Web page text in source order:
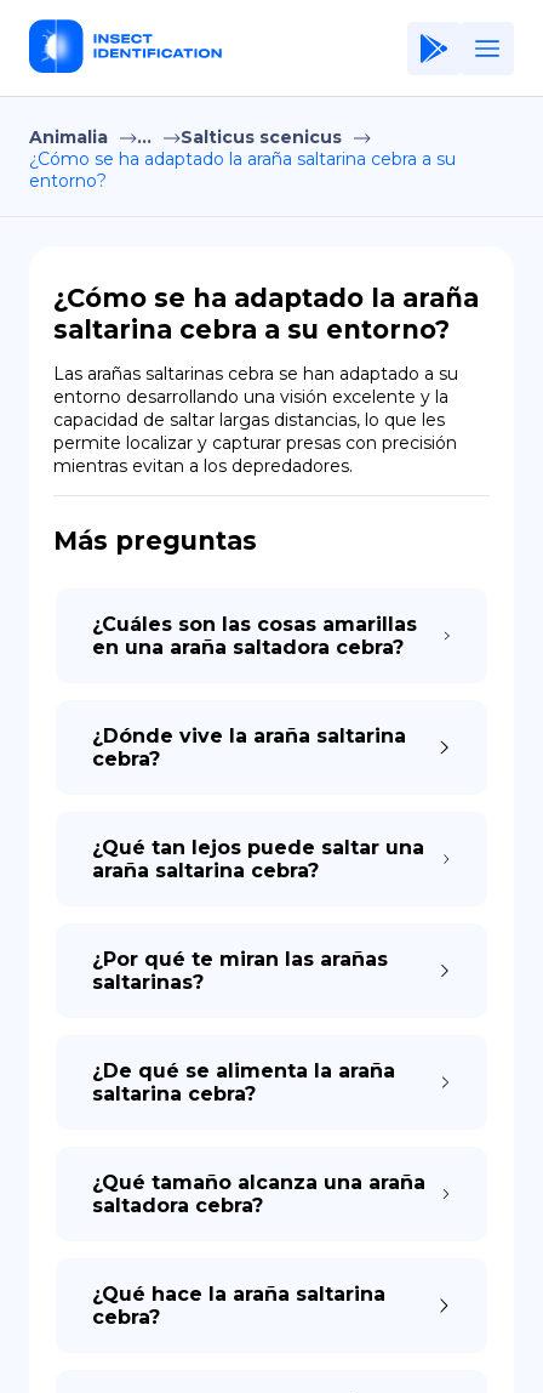
Home
Application
Privacy Policy
ES
EN
DE
Copiright © Niro ID
Animalia ...
Salticus scenicus
¿Cómo se ha adaptado la araña saltarina cebra a su
entorno?
¿Cómo se ha adaptado la araña
saltarina cebra a su entorno?
Las arañas saltarinas cebra se han adaptado a su
entorno desarrollando una visión excelente y la
capacidad de saltar largas distancias, lo que les
permite localizar y capturar presas con precisión
mientras evitan a los depredadores.
Más preguntas
¿Cuáles son las cosas amarillas
en una araña saltadora cebra?
¿Dónde vive la araña saltarina
cebra?
¿Qué tan lejos puede saltar una
araña saltarina cebra?
¿Por qué te miran las arañas
saltarinas?
¿De qué se alimenta la araña
saltarina cebra?
¿Qué tamaño alcanza una araña
saltadora cebra?
¿Qué hace la araña saltarina
cebra?